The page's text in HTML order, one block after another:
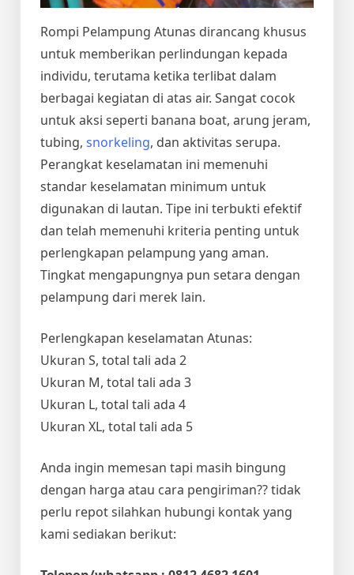
Rompi Pelampung Atunas dirancang khusus
untuk memberikan perlindungan kepada
individu, terutama ketika terlibat dalam
berbagai kegiatan di atas air. Sangat cocok
untuk aksi seperti banana boat, arung jeram,
tubing, snorkeling, dan aktivitas serupa.
Perangkat keselamatan ini memenuhi
standar keselamatan minimum untuk
digunakan di lautan. Tipe ini terbukti efektif
dan telah memenuhi kriteria penting untuk
perlengkapan pelampung yang aman.
Tingkat mengapungnya pun setara dengan
pelampung dari merek lain.
Perlengkapan keselamatan Atunas:
Ukuran S, total tali ada 2
Ukuran M, total tali ada 3
Ukuran L, total tali ada 4
Ukuran XL, total tali ada 5
Anda ingin memesan tapi masih bingung
dengan harga atau cara pengiriman?? tidak
perlu repot silahkan hubungi kontak yang
kami sediakan berikut: